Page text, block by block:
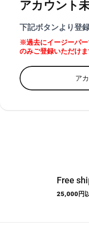
アカウント
下記ボタンより登
※過去にイージーパ
のみご登録いただけ
ア
Free
25,000円